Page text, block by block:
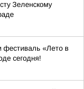
Зеленскому
фестиваль «Лето в
сегодня!